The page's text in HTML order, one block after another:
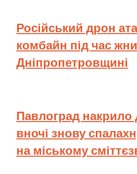
Російський дрон
комбайн під час
Дніпропетровщині
Павлоград
вночі знову
на міському